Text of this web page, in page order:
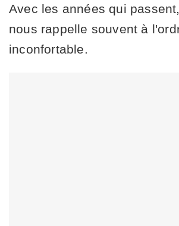
Avec les années qui
nous rappelle souvent à
inconfortable.